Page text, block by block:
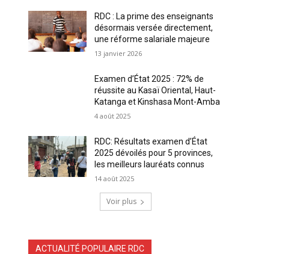
RDC : La prime des enseignants
désormais versée directement,
une réforme salariale majeure
13 janvier 2026
Examen d’État 2025 : 72% de
réussite au Kasaï Oriental, Haut-
Katanga et Kinshasa Mont-Amba
4 août 2025
RDC: Résultats examen d’État
2025 dévoilés pour 5 provinces,
les meilleurs lauréats connus
14 août 2025
Voir plus
ACTUALITÉ POPULAIRE RDC